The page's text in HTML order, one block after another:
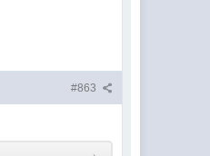
#863